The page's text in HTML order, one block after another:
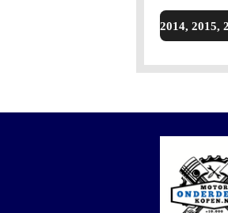
2014, 2015,